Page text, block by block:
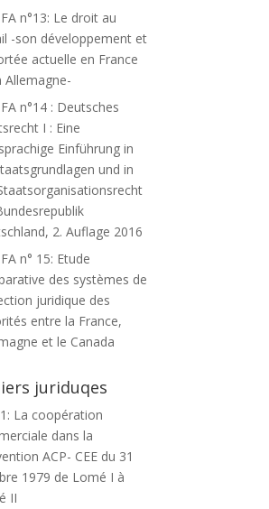
n°13: Le droit au
-son développement et
actuelle en France
Allemagne-
n°14 : Deutsches
I : Eine
Einführung in
und in
2. Auflage 2016
n° 15: Etude
des systèmes de
juridique des
entre la France,
et le Canada
juriduqes
La coopération
dans la
ACP- CEE du 31
1979 de Lomé I à
II